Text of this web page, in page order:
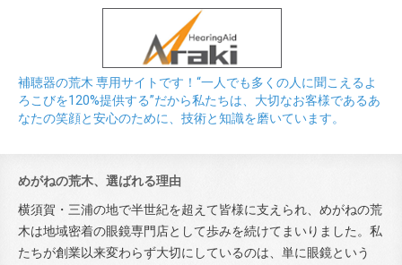
補聴器の荒木 専用サイトです！“一人でも多くの人に聞こえるよ
ろこびを120%提供する”だから私たちは、大切なお客様であるあ
なたの笑顔と安心のために、技術と知識を磨いています。
めがねの荒木、選ばれる理由
横須賀・三浦の地で半世紀を超えて皆様に支えられ、めがねの荒
木は地域密着の眼鏡専門店として歩みを続けてまいりました。私
たちが創業以来変わらず大切にしているのは、単に眼鏡という